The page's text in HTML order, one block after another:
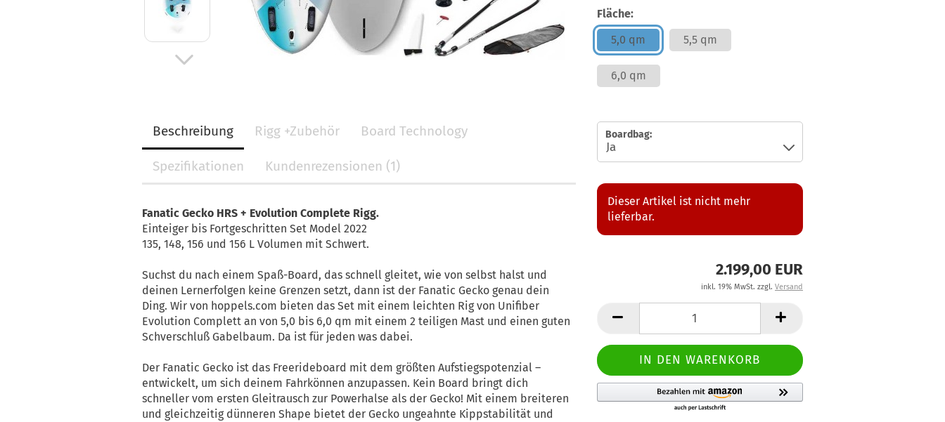
Fläche:
5,0 qm
5,5 qm
6,0 qm
Boardbag:
Dieser Artikel ist nicht mehr
lieferbar.
2.199,00 EUR
inkl. 19% MwSt. zzgl. Versand
Beschreibung Rigg +Zubehör Board Technology
Spezifikationen Kundenrezensionen (1)
Fanatic Gecko HRS + Evolution Complete Rigg.
Einteiger bis Fortgeschritten Set Model 2022
135, 148, 156 und 156 L Volumen mit Schwert.
Suchst du nach einem Spaß-Board, das schnell gleitet, wie von selbst halst und
deinen Lernerfolgen keine Grenzen setzt, dann ist der Fanatic Gecko genau dein
Ding. Wir von hoppels.com bieten das Set mit einem leichten Rig von Unifiber
Evolution Complett an von 5,0 bis 6,0 qm mit einem 2 teiligen Mast und einen guten
Schverschluß Gabelbaum. Da ist für jeden was dabei.
Der Fanatic Gecko ist das Freerideboard mit dem größten Aufstiegspotenzial –
entwickelt, um sich deinem Fahrkönnen anzupassen. Kein Board bringt dich
schneller vom ersten Gleitrausch zur Powerhalse als der Gecko! Mit einem breiteren
und gleichzeitig dünneren Shape bietet der Gecko ungeahnte Kippstabilität und